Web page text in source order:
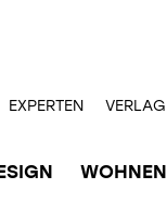
EXPERTEN VERLAG
WOHNEN